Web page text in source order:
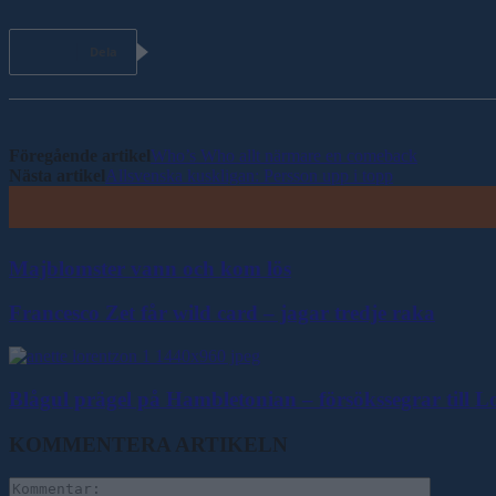
Föregående artikelWho’s Who allt närmare en comeback
Nästa artikelAllsvenska kuskligan: Persson upp i topp
Majblomster vann och kom lös
Francesco Zet får wild card – jagar tredje raka
Blågul prägel på Hambletonian – försökssegrar till
KOMMENTERA ARTIKELN